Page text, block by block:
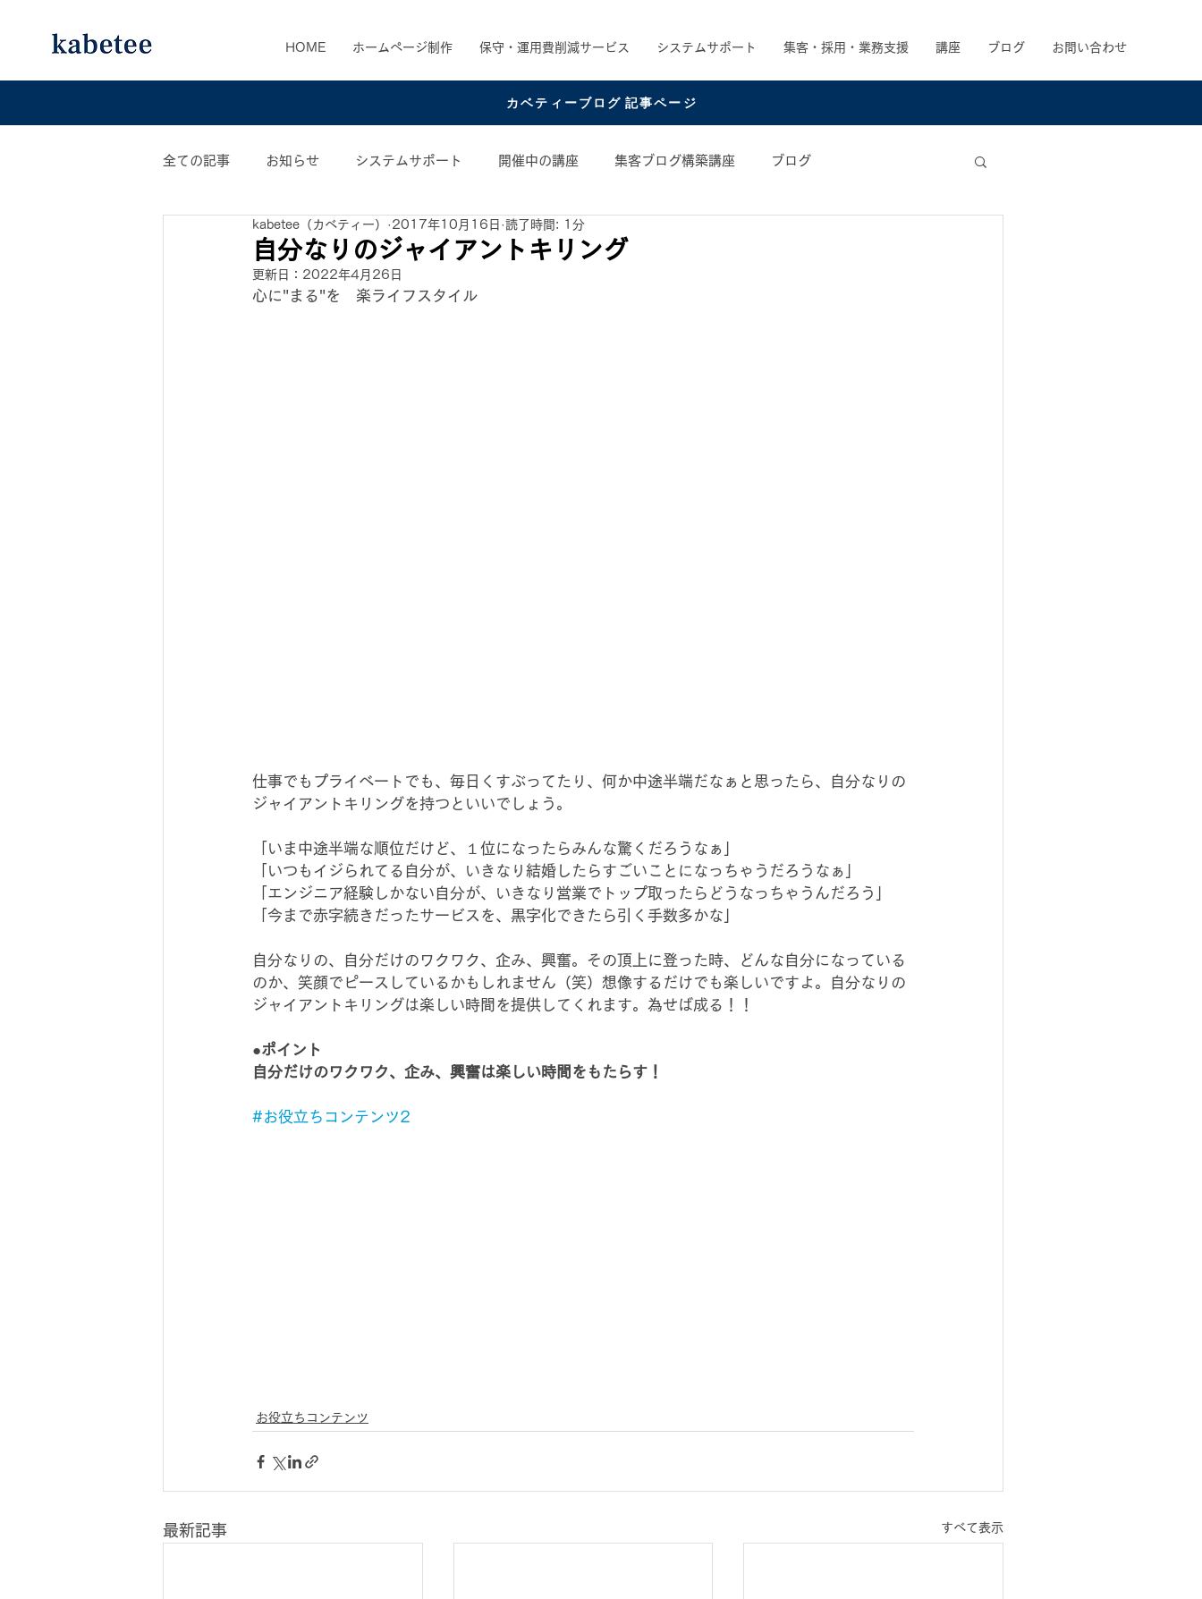
HOME ホームページ制作 保守・運用費削減サービス システムサポート 集客・採用・業務支援 講座 ブログ お問い合わせ
カベティーブログ 記事ページ
全ての記事 お知らせ システムサポート 開催中の講座 集客ブログ構築講座 ブログ
カベティー業務日誌 おすすめ書籍 お役立ちコンテンツ
自分なりのジャイアントキリング
kabetee（カベティー） 2017年10月16日 読了時間: 1分
更新日： 2022年4月26日
心に"まる"を　楽ライフスタイル
仕事でもプライベートでも、毎日くすぶってたり、何か中途半端だなぁと思ったら、自分なりの
ジャイアントキリングを持つといいでしょう。
「いま中途半端な順位だけど、１位になったらみんな驚くだろうなぁ」
「いつもイジられてる自分が、いきなり結婚したらすごいことになっちゃうだろうなぁ」
「エンジニア経験しかない自分が、いきなり営業でトップ取ったらどうなっちゃうんだろう」
「今まで赤字続きだったサービスを、黒字化できたら引く手数多かな」
自分なりの、自分だけのワクワク、企み、興奮。その頂上に登った時、どんな自分になっている
のか、笑顔でピースしているかもしれません（笑）想像するだけでも楽しいですよ。自分なりの
ジャイアントキリングは楽しい時間を提供してくれます。為せば成る！！
●ポイント
自分だけのワクワク、企み、興奮は楽しい時間をもたらす！
#お役立ちコンテンツ2
お役立ちコンテンツ
最新記事 すべて表示